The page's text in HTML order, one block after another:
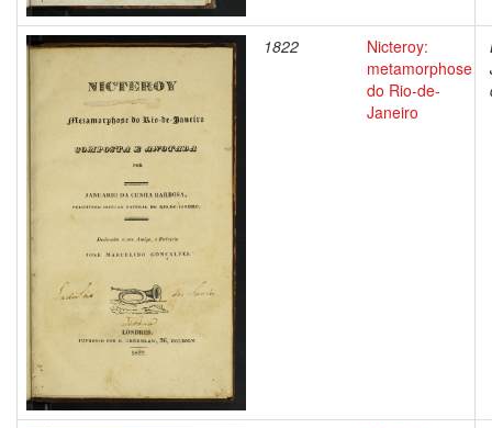
1822
Nicteroy:
metamorphose
do Rio-de-
Janeiro